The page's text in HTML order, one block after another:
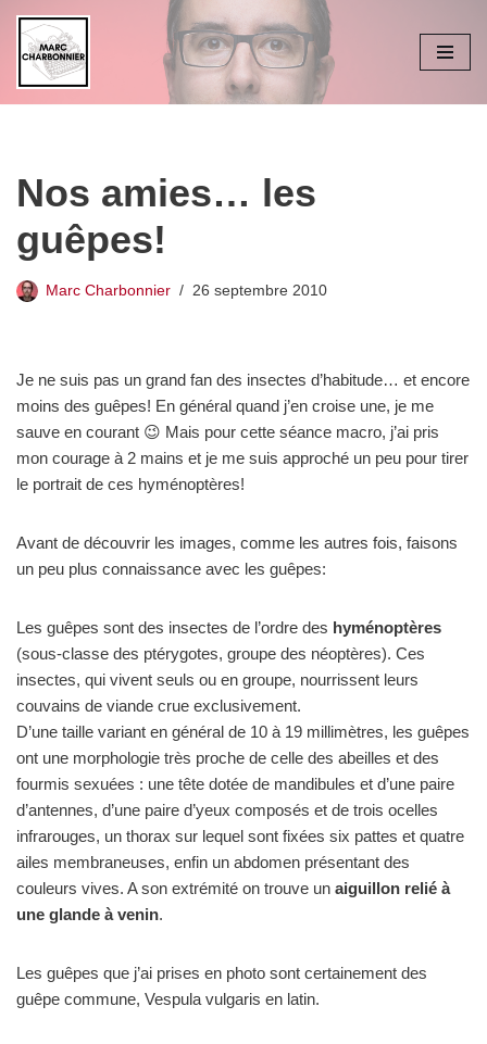
Aller
au
contenu
Nos amies… les
guêpes!
Marc Charbonnier 26 septembre 2010
Je ne suis pas un grand fan des insectes d’habitude… et encore
moins des guêpes! En général quand j’en croise une, je me
sauve en courant 😉 Mais pour cette séance macro, j’ai pris
mon courage à 2 mains et je me suis approché un peu pour tirer
le portrait de ces hyménoptères!
Avant de découvrir les images, comme les autres fois, faisons
un peu plus connaissance avec les guêpes:
Les guêpes sont des insectes de l’ordre des hyménoptères
(sous-classe des ptérygotes, groupe des néoptères). Ces
insectes, qui vivent seuls ou en groupe, nourrissent leurs
couvains de viande crue exclusivement.
D’une taille variant en général de 10 à 19 millimètres, les guêpes
ont une morphologie très proche de celle des abeilles et des
fourmis sexuées : une tête dotée de mandibules et d’une paire
d’antennes, d’une paire d’yeux composés et de trois ocelles
infrarouges, un thorax sur lequel sont fixées six pattes et quatre
ailes membraneuses, enfin un abdomen présentant des
couleurs vives. A son extrémité on trouve un aiguillon relié à
une glande à venin.
Les guêpes que j’ai prises en photo sont certainement des
guêpe commune, Vespula vulgaris en latin.